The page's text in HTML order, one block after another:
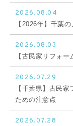
2026.08.04
【2026年】千葉
2026.08.03
【古民家リフォー
2026.07.29
【千葉県】古民
ための注意点
2026.07.28